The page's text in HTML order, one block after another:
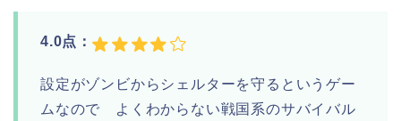
4.0点：
設定がゾンビからシェルターを守るというゲー
ムなので よくわからない戦国系のサバイバル